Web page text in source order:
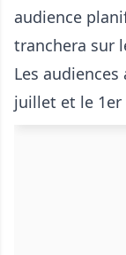
audience
tranchera sur
Les
juillet et le